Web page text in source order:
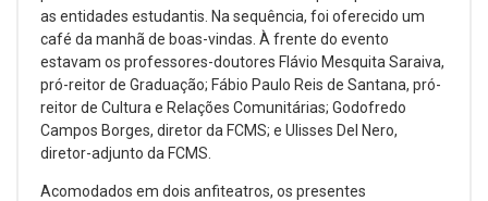
as entidades estudantis. Na sequência, foi oferecido um
café da manhã de boas-vindas. À frente do evento
estavam os professores-doutores Flávio Mesquita Saraiva,
pró-reitor de Graduação; Fábio Paulo Reis de Santana, pró-
reitor de Cultura e Relações Comunitárias; Godofredo
Campos Borges, diretor da FCMS; e Ulisses Del Nero,
diretor-adjunto da FCMS.
Acomodados em dois anfiteatros, os presentes